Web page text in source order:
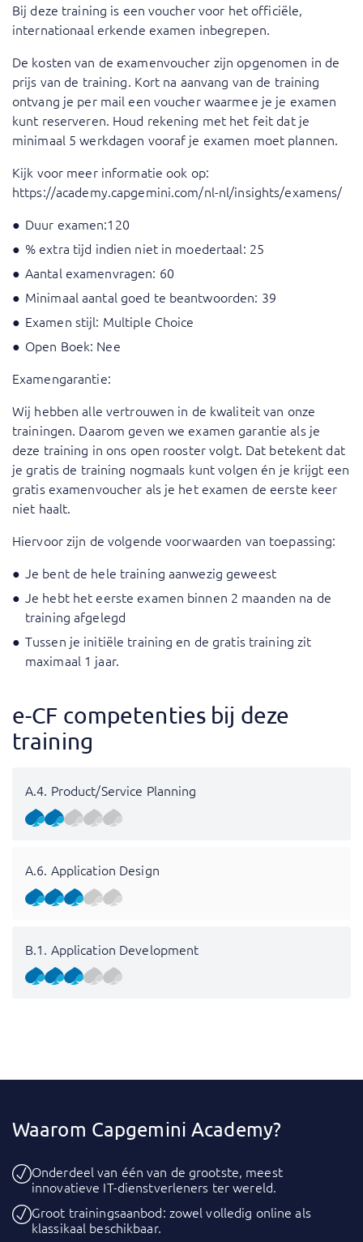
Bij deze training is een voucher voor het officiële,
internationaal erkende examen inbegrepen.
De kosten van de examenvoucher zijn opgenomen in de
prijs van de training. Kort na aanvang van de training
ontvang je per mail een voucher waarmee je je examen
kunt reserveren. Houd rekening met het feit dat je
minimaal 5 werkdagen vooraf je examen moet plannen.
Kijk voor meer informatie ook op:
https://academy.capgemini.com/nl-nl/insights/examens/
Duur examen:120
% extra tijd indien niet in moedertaal: 25
Aantal examenvragen: 60
Minimaal aantal goed te beantwoorden: 39
Examen stijl: Multiple Choice
Open Boek: Nee
Examengarantie:
Wij hebben alle vertrouwen in de kwaliteit van onze
trainingen. Daarom geven we examen garantie als je
deze training in ons open rooster volgt. Dat betekent dat
je gratis de training nogmaals kunt volgen én je krijgt een
gratis examenvoucher als je het examen de eerste keer
niet haalt.
Hiervoor zijn de volgende voorwaarden van toepassing:
Je bent de hele training aanwezig geweest
Je hebt het eerste examen binnen 2 maanden na de
training afgelegd
Tussen je initiële training en de gratis training zit
maximaal 1 jaar.
e-CF competenties bij deze
training
A.4. Product/Service Planning
A.6. Application Design
B.1. Application Development
Waarom Capgemini Academy?
Onderdeel van één van de grootste, meest
innovatieve IT-dienstverleners ter wereld.
Groot trainingsaanbod: zowel volledig online als
klassikaal beschikbaar.